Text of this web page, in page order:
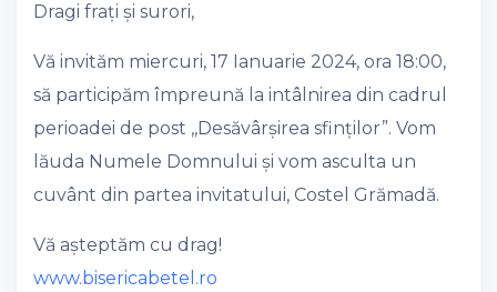
Dragi frați și surori,
Vă invităm miercuri, 17 Ianuarie 2024, ora 18:00,
să participăm împreună la intâlnirea din cadrul
perioadei de post ,,Desăvârșirea sfinților”. Vom
lăuda Numele Domnului și vom asculta un
cuvânt din partea invitatului, Costel Grămadă.
Vă așteptăm cu drag!
www.bisericabetel.ro